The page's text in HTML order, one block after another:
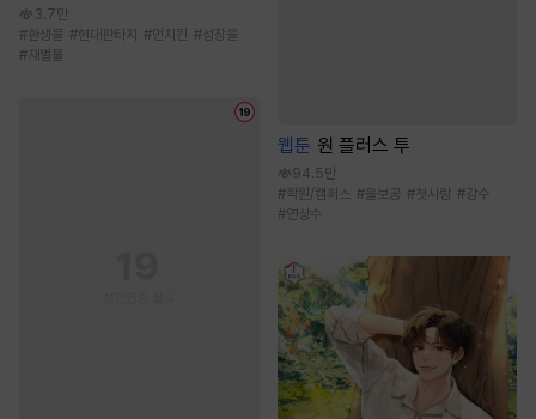
3.7만
# 환생물 #현대판타지 #먼치킨 #성장물
# 재벌물
웹툰 원 플러스 투
94.5만
#학원/캠퍼스 #울보공 #첫사랑 #강수
#연상수